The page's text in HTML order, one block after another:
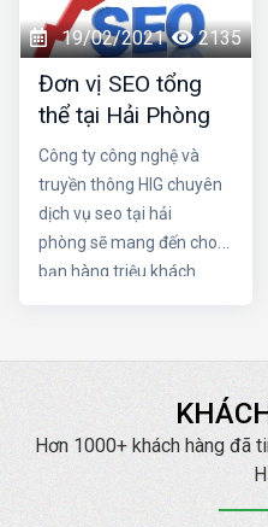
giỏi. Nếu quyết tâm trở
thành chuyên gia seo,
cần những thói quen
nào?
19/02/2021 2135
Đơn vị SEO tổng
thể tại Hải Phòng
Công ty công nghệ và
truyền thông HIG chuyên
dịch vụ seo tại hải
phòng sẽ mang đến cho
bạn hàng triệu khách
mang lại doanh thu cao
Hơn 1000+ khách hàng đã